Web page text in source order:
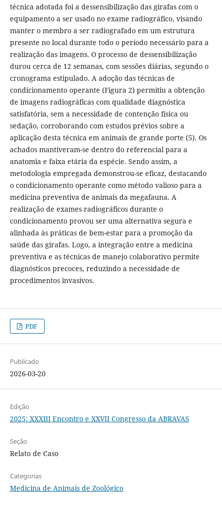
técnica adotada foi a dessensibilização das girafas com o
equipamento a ser usado no exame radiográfico, visando
manter o membro a ser radiografado em um estrutura
presente no local durante todo o período necessário para a
realização das imagens. O processo de dessensibilização
durou cerca de 12 semanas, com sessões diárias, segundo o
cronograma estipulado. A adoção das técnicas de
condicionamento operante (Figura 2) permitiu a obtenção
de imagens radiográficas com qualidade diagnóstica
satisfatória, sem a necessidade de contenção física ou
sedação, corroborando com estudos prévios sobre a
aplicação desta técnica em animais de grande porte (5). Os
achados mantiveram-se dentro do referencial para a
anatomia e faixa etária da espécie. Sendo assim, a
metodologia empregada demonstrou-se eficaz, destacando
o condicionamento operante como método valioso para a
medicina preventiva de animais da megafauna. A
realização de exames radiográficos durante o
condicionamento provou ser uma alternativa segura e
alinhada às práticas de bem-estar para a promoção da
saúde das girafas. Logo, a integração entre a medicina
preventiva e as técnicas de manejo colaborativo permite
diagnósticos precoces, reduzindo a necessidade de
procedimentos invasivos.
PDF
Publicado
2026-03-20
Edição
2025: XXXIII Encontro e XXVII Congresso da ABRAVAS
Seção
Relato de Caso
Categorias
Medicina de Animais de Zoológico